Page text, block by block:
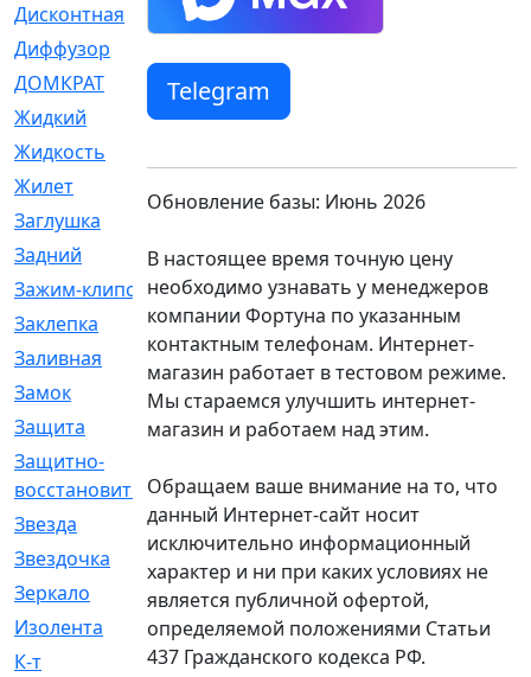
Дисконтная
[1]
Диффузор
ДОМКРАТ
[1]
Жидкий
[5]
Жидкость
Жилет
Заглушка
Задний
[528]
Зажим-клипса
[1]
Заклепка
[1]
Заливная
[4]
Замок
[12]
Защита
[79]
Защитно-
восстановительный
Звезда
[1]
Звездочка
[5]
Зеркало
[369]
Изолента
[1]
К-т
[13]
Telegram
Обновление базы: Июнь 2026
В настоящее время точную цену
необходимо узнавать у менеджеров
компании Фортуна по указанным
контактным телефонам. Интернет-
магазин работает в тестовом режиме.
Мы стараемся улучшить интернет-
магазин и работаем над этим.
Обращаем ваше внимание на то, что
данный Интернет-сайт носит
исключительно информационный
характер и ни при каких условиях не
является публичной офертой,
определяемой положениями Статьи
437 Гражданского кодекса РФ.